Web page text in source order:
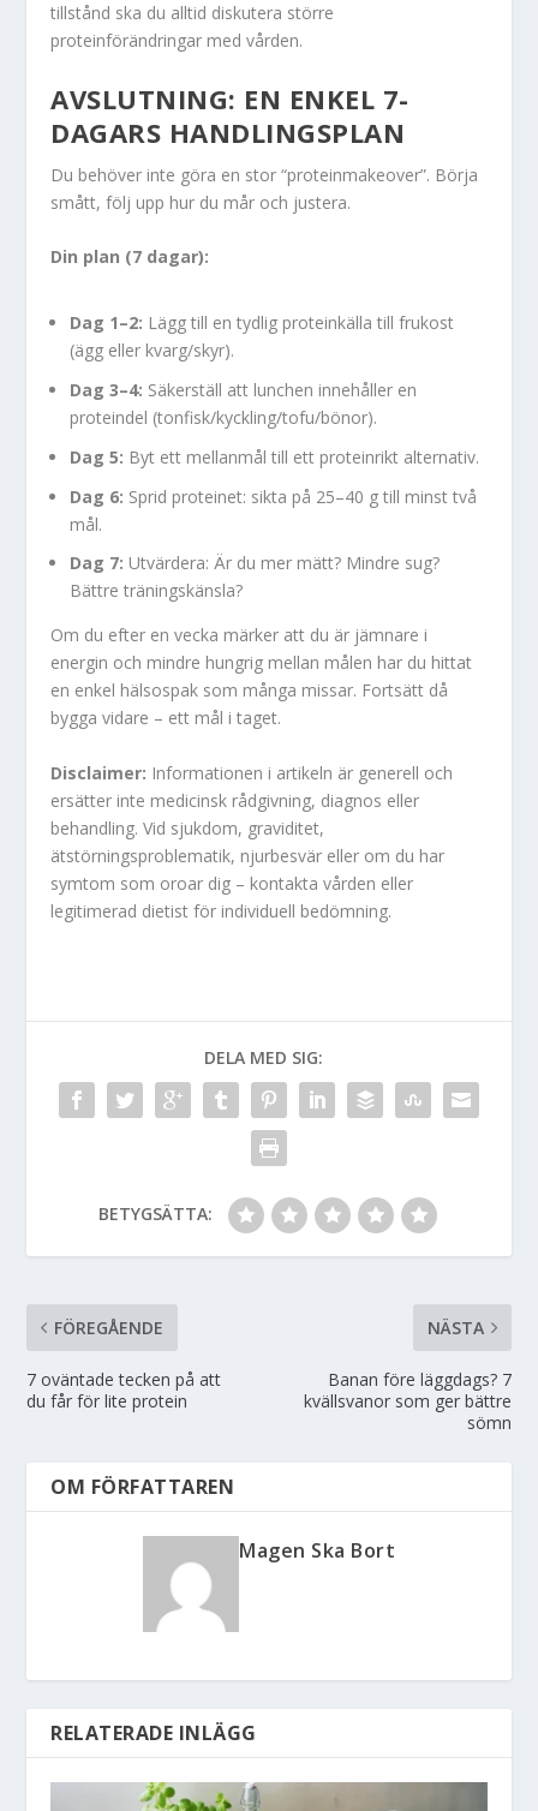
tillstånd ska du alltid diskutera större
proteinförändringar med vården.
AVSLUTNING: EN ENKEL 7-
DAGARS HANDLINGSPLAN
Du behöver inte göra en stor “proteinmakeover”. Börja
smått, följ upp hur du mår och justera.
Din plan (7 dagar):
Dag 1–2: Lägg till en tydlig proteinkälla till frukost
(ägg eller kvarg/skyr).
Dag 3–4: Säkerställ att lunchen innehåller en
proteindel (tonfisk/kyckling/tofu/bönor).
Dag 5: Byt ett mellanmål till ett proteinrikt alternativ.
Dag 6: Sprid proteinet: sikta på 25–40 g till minst två
mål.
Dag 7: Utvärdera: Är du mer mätt? Mindre sug?
Bättre träningskänsla?
Om du efter en vecka märker att du är jämnare i
energin och mindre hungrig mellan målen har du hittat
en enkel hälsospak som många missar. Fortsätt då
bygga vidare – ett mål i taget.
Disclaimer: Informationen i artikeln är generell och
ersätter inte medicinsk rådgivning, diagnos eller
behandling. Vid sjukdom, graviditet,
ätstörningsproblematik, njurbesvär eller om du har
symtom som oroar dig – kontakta vården eller
legitimerad dietist för individuell bedömning.
DELA MED SIG:
BETYGSÄTTA:
FÖREGÅENDE
7 oväntade tecken på att
du får för lite protein
NÄSTA
Banan före läggdags? 7
kvällsvanor som ger bättre
sömn
OM FÖRFATTAREN
Magen Ska Bort
RELATERADE INLÄGG